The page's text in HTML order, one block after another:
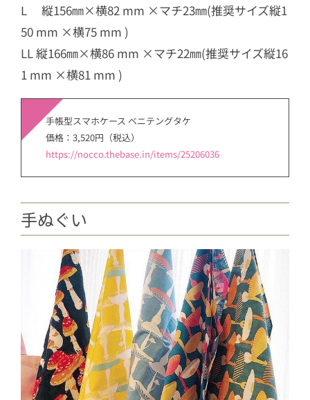
L 縦156㎜×横82 mm ×マチ23㎜(推奨サイズ縦1
50 mm ×横75 mm )
LL 縦166㎜×横86 mm ×マチ22㎜(推奨サイズ縦16
1 mm ×横81 mm )
手帳型スマホケース ベニテングタケ
価格：3,520円（税込）
https://nocco.thebase.in/items/25206036
手ぬぐい